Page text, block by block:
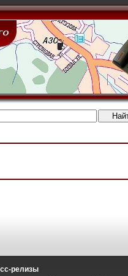
релизы